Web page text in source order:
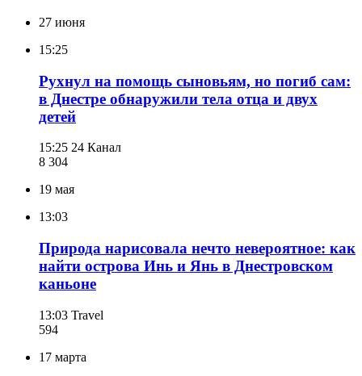
27 июня
15:25
Рухнул на помощь сыновьям, но погиб сам:
в Днестре обнаружили тела отца и двух
детей
15:25 24 Канал
8 304
19 мая
13:03
Природа нарисовала нечто невероятное: как
найти острова Инь и Янь в Днестровском
каньоне
13:03 Travel
594
17 марта